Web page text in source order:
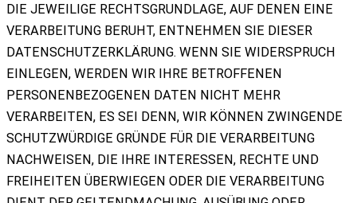
DIE JEWEILIGE RECHTSGRUNDLAGE, AUF DENEN EINE
VERARBEITUNG BERUHT, ENTNEHMEN SIE DIESER
DATENSCHUTZERKLÄRUNG. WENN SIE WIDERSPRUCH
EINLEGEN, WERDEN WIR IHRE BETROFFENEN
PERSONENBEZOGENEN DATEN NICHT MEHR
VERARBEITEN, ES SEI DENN, WIR KÖNNEN ZWINGENDE
SCHUTZWÜRDIGE GRÜNDE FÜR DIE VERARBEITUNG
NACHWEISEN, DIE IHRE INTERESSEN, RECHTE UND
FREIHEITEN ÜBERWIEGEN ODER DIE VERARBEITUNG